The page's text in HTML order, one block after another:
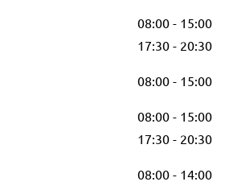
08:00 - 15:00
17:30 - 20:30
08:00 - 15:00
08:00 - 15:00
17:30 - 20:30
08:00 - 14:00